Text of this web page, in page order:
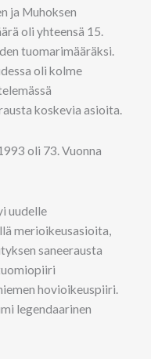
ja Muhoksen
oli yhteensä 15.
tuomarimääräksi.
oli kolme
koskevia asioita.
oli 73. Vuonna
uudelle
merioikeusasioita,
saneerausta
hovioikeuspiiri.
legendaarinen